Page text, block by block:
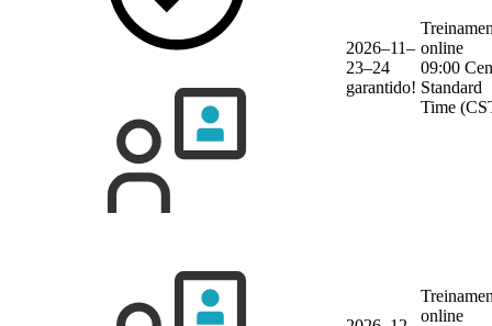
2026–11–
23–24
garantido!
online
09:00
Standard
Time
online